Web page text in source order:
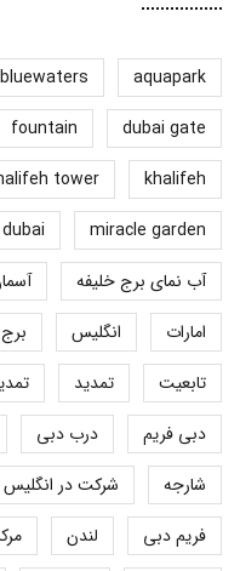
aquapark
bluewaters
dubai gate
fountain
khalifeh
tower
miracle garden
آب نمای برج خلیفه
امارات
انگلیس
تابعیت
تمدید
دبی فریم
درب دبی
شارجه
شرکت در انگلیس
فریم دبی
لندن